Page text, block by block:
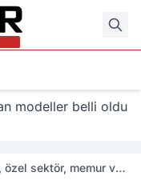
modeller belli oldu
özel sektör, memur ve